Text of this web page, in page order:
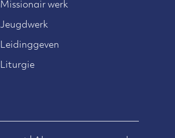
Missionair werk
Jeugdwerk
Leidinggeven
Liturgie